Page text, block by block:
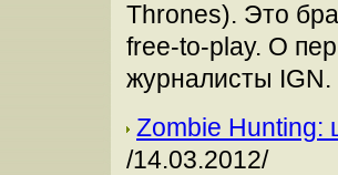
Thrones). Это
free-to-play. О
журналисты IGN.
Zombie Hunting:
/14.03.2012/